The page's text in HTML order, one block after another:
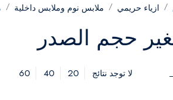
ازياء حريمي ملابس نوم وملابس داخلية
حجم الصدر
لا توجد نتائج 20
40
60